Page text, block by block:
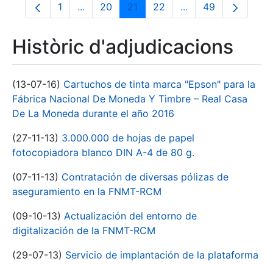
Pàgina
1 ...Pàgines intermèdies Utilitzeu TAB per
Pàgina
20 Pàgina
21 Pàgina
22 ...PàginesPàgina
49
Històric d'adjudicacions
(13-07-16) Cartuchos de tinta marca "Epson" para la
Fábrica Nacional De Moneda Y Timbre – Real Casa
De La Moneda durante el año 2016
(27-11-13) 3.000.000 de hojas de papel
fotocopiadora blanco DIN A-4 de 80 g.
(07-11-13) Contratación de diversas pólizas de
aseguramiento en la FNMT-RCM
(09-10-13) Actualización del entorno de
digitalización de la FNMT-RCM
(29-07-13) Servicio de implantación de la plataforma